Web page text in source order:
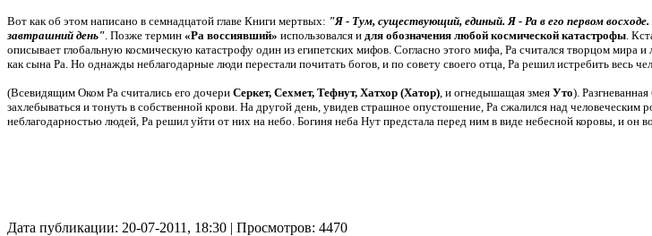
Вот как об этом написано в семнадцатой главе Книги мертвых: "Я - Тум, существующий, единый. Я - Ра в его первом
завтрашний день" . Позже термин «Ра воссиявший» использовался и для обозначения любой космической катастрофы .
описывает глобальную космическую катастрофу один из египетских мифов. Согласно этого мифа, Ра считался творцом мира
как сына Ра. Но однажды неблагодарные люди перестали почитать богов, и по совету своего отца, Ра решил истребить весь
(Всевидящим Оком Ра считались его дочери Серкет, Сехмет, Тефнут, Хатхор (Хатор) , и огнедышащая змея Уто).
захлебываться и тонуть в собственной крови. На другой день, увидев страшное опустошение, Ра сжалился над
неблагодарностью людей, Ра решил уйти от них на небо. Богиня неба Нут предстала перед ним в виде небесной коровы, и он
Дата публикации: 20-07-2011, 18:30 | Просмотров: 4470